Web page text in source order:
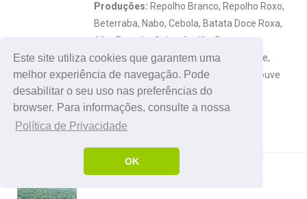
Este site utiliza cookies que garantem uma
melhor experiência de navegação. Pode
desabilitar o seu uso nas preferências do
browser. Para informações, consulte a nossa
Política de Privacidade
OK
Produções: Repolho Branco, Repolho Roxo,
Beterraba, Nabo, Cebola, Batata Doce Roxa,
Alho Francês, Salsa, Agrião, Batata,
Coentros, Batata Doce Abóbora, Inhame,
Couve Coração, Couve, Batata Nova, Couve
Lombarda, Rúcula, Brócolos
JOSÉ DE SOUSA PEREIRA